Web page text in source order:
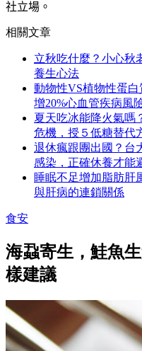
社立場。
相關文章
立秋吃什麼？小心秋
養生心法
動物性VS植物性蛋
增20%心血管疾病風
夏天吃冰能降火氣嗎
危機，授５低糖替代
退休瘋跟團出國？台
感染，正確休養才能
睡眠不足增加脂肪肝
與肝病的連鎖關係
食安
海蝨寄生，鮭魚
樣建議